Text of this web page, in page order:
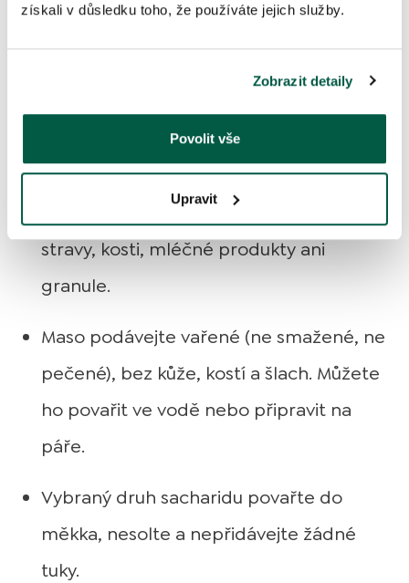
získali v důsledku toho, že používáte jejich služby.
Zobrazit detaily
Povolit vše
Upravit
oleje, sůl, koření nebo zelenina.
Nepodávejte žádné pamlsky, doplňky
stravy, kosti, mléčné produkty ani
granule.
Maso podávejte vařené (ne smažené, ne
pečené), bez kůže, kostí a šlach. Můžete
ho povařit ve vodě nebo připravit na
páře.
Vybraný druh sacharidu povařte do
měkka, nesolte a nepřidávejte žádné
tuky.